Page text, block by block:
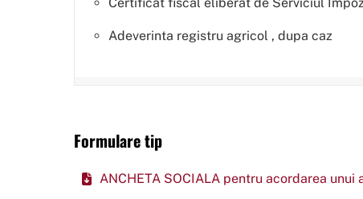
Certificat fiscal eliberat de Serviciul
Adeverinta registru agricol , dupa caz
Formulare tip
ANCHETA SOCIALA pentru acordarea unui